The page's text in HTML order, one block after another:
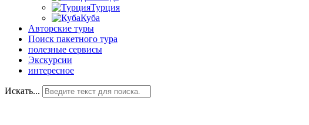
Турция
Куба
Авторские туры
Поиск пакетного тура
полезные сервисы
Экскурсии
интересное
Искать...